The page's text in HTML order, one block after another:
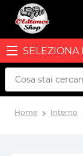
SELEZIONA
Home Interno